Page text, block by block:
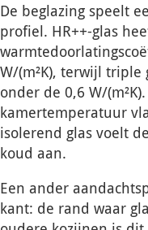
De beglazing speelt
profiel. HR++-glas
W/(m²K), terwijl
onder de 0,6 W/
kamertemperatuur
isolerend glas voelt
koud aan.
Een ander
kant: de rand waar